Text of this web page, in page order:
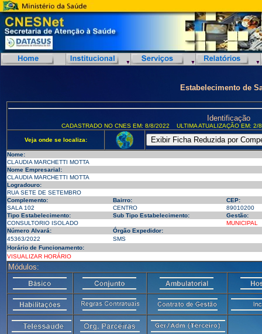
Estabelecimento de
Identificação
CADASTRADO NO CNES EM: 8/8/2022 ULTIMA ATUALIZAÇÃO EM:
Veja onde se localiza:
Nome:
CLAUDIA MARCHETTI MOTTA
Nome Empresarial:
CLAUDIA MARCHETTI MOTTA
Logradouro:
RUA SETE DE SETEMBRO
Complemento:
Bairro:
CEP:
SALA 102
CENTRO
89010200
Tipo Estabelecimento:
Sub Tipo Estabelecimento:
Gestão:
CONSULTORIO ISOLADO
MUNICIPAL
Número Alvará:
Órgão Expedidor:
45363/2022
SMS
Horário de Funcionamento:
VISUALIZAR HORÁRIO
Módulos: